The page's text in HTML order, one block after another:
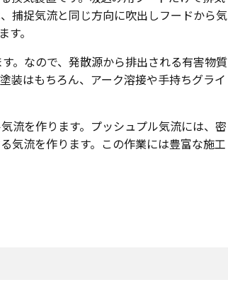
捕捉気流と同じ方向に吹出しフードから気
。
。なので、発散源から排出される有害物質
装はもちろん、アーク溶接や手持ちグライ
流を作ります。プッシュプル気流には、密
気流を作ります。この作業には豊富な施工